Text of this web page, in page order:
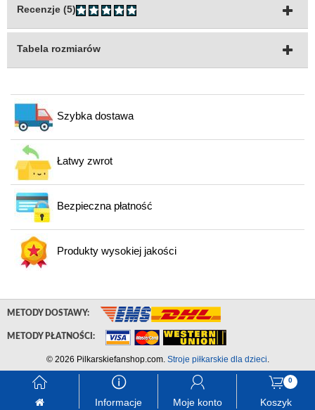
Recenzje (5)
Tabela rozmiarów
Szybka dostawa
Łatwy zwrot
Bezpieczna płatność
Produkty wysokiej jakości
󰃱 󰈢
Informacje
󰃳
Moje konto
0
󰃦
Koszyk
METODY DOSTAWY:
METODY PŁATNOŚCI:
© 2026 Pilkarskiefanshop.com. Stroje piłkarskie dla dzieci.